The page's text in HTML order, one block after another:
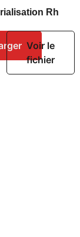
Rh
Voir le
fichier